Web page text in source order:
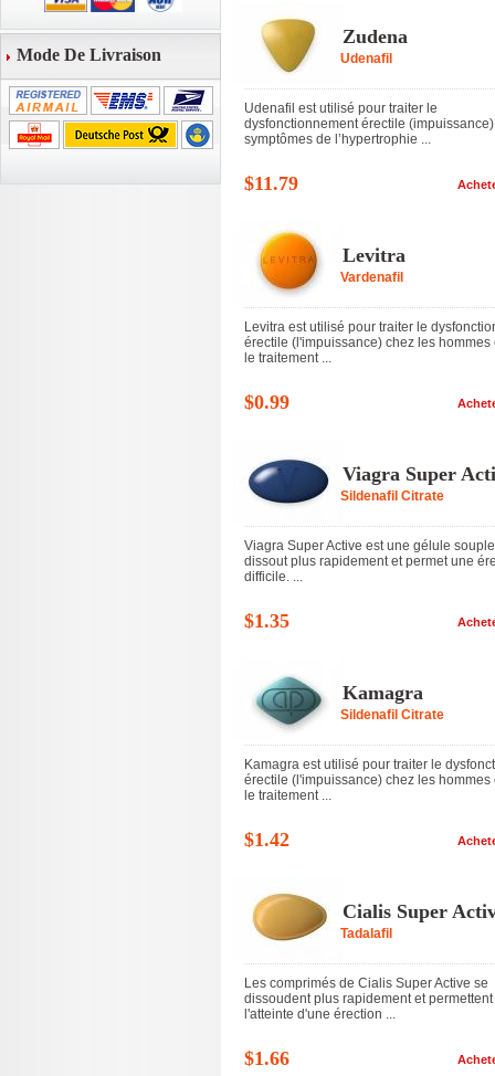
Mode De Livraison
Zudena
Udenafil
Udenafil est utilisé pour traiter le
dysfonctionnement érectile
symptômes de l’hypertrophie ...
$11.79
Levitra
Vardenafil
Levitra est utilisé pour traiter le
érectile (l'impuissance) chez les hommes
le traitement ...
$0.99
Viagra Super
Sildenafil Citrate
Viagra Super Active est une gélule
dissout plus rapidement et permet une
difficile. ...
$1.35
Kamagra
Sildenafil Citrate
Kamagra est utilisé pour traiter le
érectile (l'impuissance) chez les hommes
le traitement ...
$1.42
Cialis Super
Tadalafil
Les comprimés de Cialis Super Active se
dissoudent plus rapidement et permettent
l'atteinte d'une érection ...
$1.66